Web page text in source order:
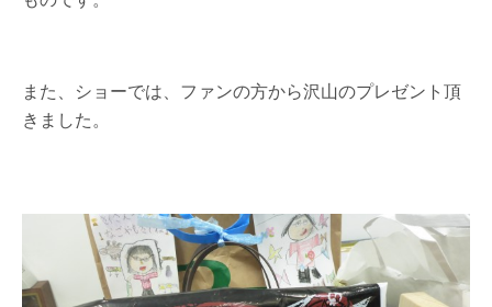
また、ショーでは、ファンの方から沢山のプレゼント頂
きました。